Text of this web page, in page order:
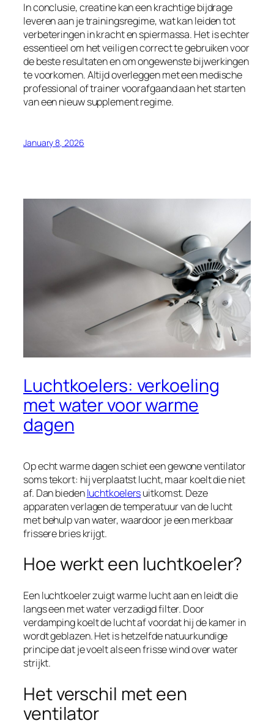
In conclusie, creatine kan een krachtige bijdrage
leveren aan je trainingsregime, wat kan leiden tot
verbeteringen in kracht en spiermassa. Het is echter
essentieel om het veilig en correct te gebruiken voor
de beste resultaten en om ongewenste bijwerkingen
te voorkomen. Altijd overleggen met een medische
professional of trainer voorafgaand aan het starten
van een nieuw supplement regime.
January 8, 2026
Luchtkoelers: verkoeling
met water voor warme
dagen
Op echt warme dagen schiet een gewone ventilator
soms tekort: hij verplaatst lucht, maar koelt die niet
af. Dan biedenluchtkoelersuitkomst. Deze
apparaten verlagen de temperatuur van de lucht
met behulp van water, waardoor je een merkbaar
frissere bries krijgt.
Hoe werkt een luchtkoeler?
Een luchtkoeler zuigt warme lucht aan en leidt die
langs een met water verzadigd filter. Door
verdamping koelt de lucht af voordat hij de kamer in
wordt geblazen. Het is hetzelfde natuurkundige
principe dat je voelt als een frisse wind over water
strijkt.
Het verschil met een
ventilator